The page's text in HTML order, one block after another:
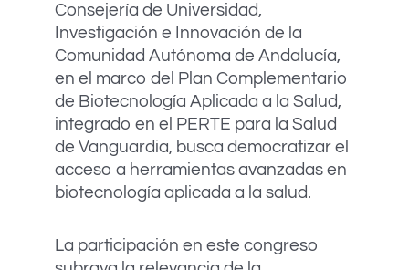
Consejería de Universidad,
Investigación e Innovación de la
Comunidad Autónoma de Andalucía,
en el marco del Plan Complementario
de Biotecnología Aplicada a la Salud,
integrado en el PERTE para la Salud
de Vanguardia, busca democratizar el
acceso a herramientas avanzadas en
biotecnología aplicada a la salud.
La participación en este congreso